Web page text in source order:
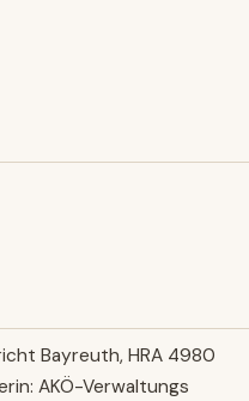
Bayreuth, HRA 4980
AKÖ-Verwaltungs